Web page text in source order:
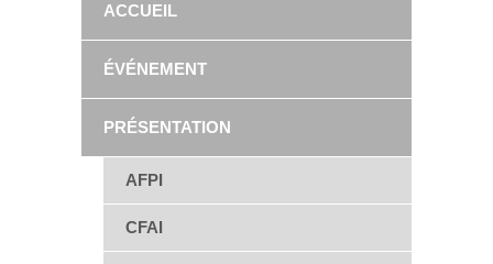
ACCUEIL
ÉVÉNEMENT
PRÉSENTATION
AFPI
CFAI